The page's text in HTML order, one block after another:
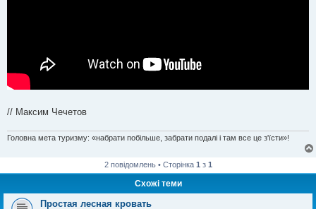
// Максим Чечетов
Головна мета туризму: «набрати побільше, забрати подалі і там все це з'їсти»!
2 повідомлень • Сторінка 1з 1
Схожі теми
Простая лесная кровать